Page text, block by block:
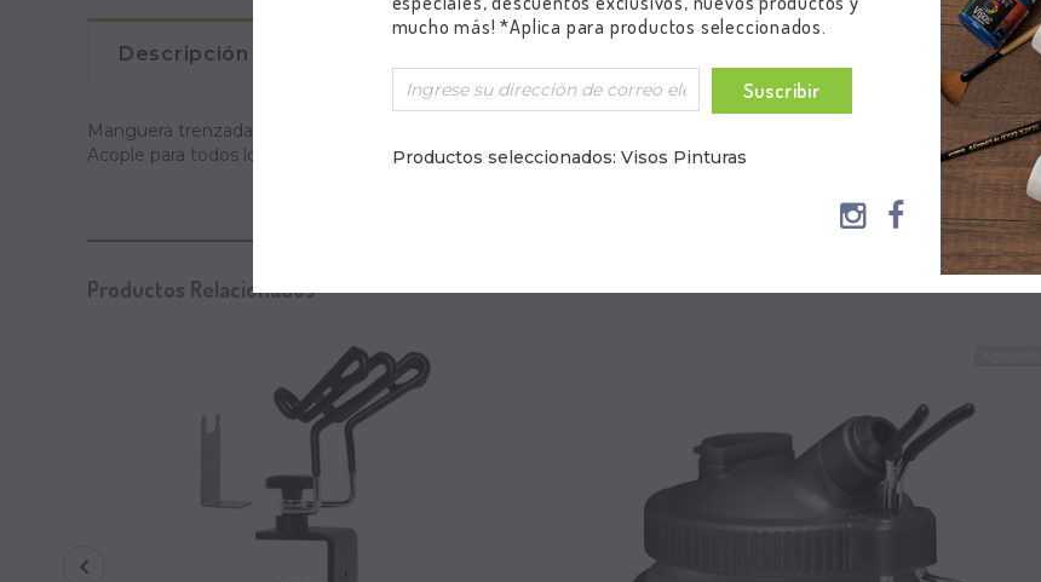
Descripción
Manguera trenzada recubierta en Nylon de 6 m (20 ft) de largo.
Acople para todos los aerógrafos Iwata y acople para compresor de 1/4" con O-ring que previene las fugas de aire.
Productos Relacionados
mucho más! *Aplica para productos seleccionados.
Suscribir
Productos seleccionados: Visos Pinturas